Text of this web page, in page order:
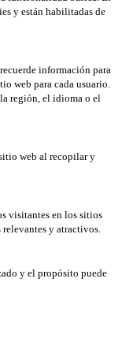
y están habilitadas de
información para
web para cada usuario.
región, el idioma o el
web al recopilar y
visitantes en los sitios
y atractivos.
y el propósito puede